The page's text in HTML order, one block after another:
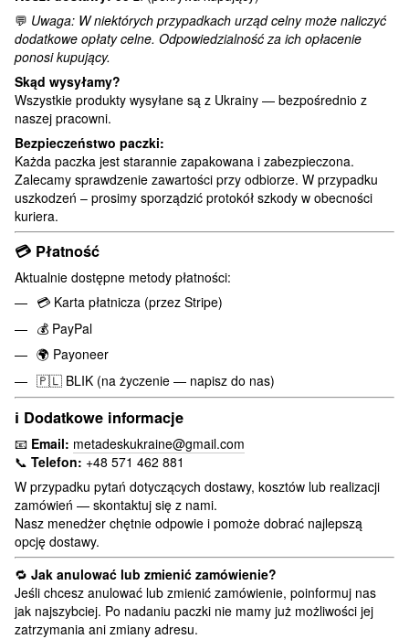
💬 Uwaga: W niektórych przypadkach urząd celny może naliczyć
dodatkowe opłaty celne. Odpowiedzialność za ich opłacenie
ponosi kupujący.
Skąd wysyłamy?
Wszystkie produkty wysyłane są z Ukrainy — bezpośrednio z
naszej pracowni.
Bezpieczeństwo paczki:
Każda paczka jest starannie zapakowana i zabezpieczona.
Zalecamy sprawdzenie zawartości przy odbiorze. W przypadku
uszkodzeń – prosimy sporządzić protokół szkody w obecności
kuriera.
💳 Płatność
Aktualnie dostępne metody płatności:
💳 Karta płatnicza (przez Stripe)
💰 PayPal
🌍 Payoneer
🇵🇱 BLIK (na życzenie — napisz do nas)
ℹ️ Dodatkowe informacje
📧 Email: metadeskukraine@gmail.com
📞 Telefon: +48 571 462 881
W przypadku pytań dotyczących dostawy, kosztów lub realizacji
zamówień — skontaktuj się z nami.
Nasz menedżer chętnie odpowie i pomoże dobrać najlepszą
opcję dostawy.
🔁 Jak anulować lub zmienić zamówienie?
Jeśli chcesz anulować lub zmienić zamówienie, poinformuj nas
jak najszybciej. Po nadaniu paczki nie mamy już możliwości jej
zatrzymania ani zmiany adresu.